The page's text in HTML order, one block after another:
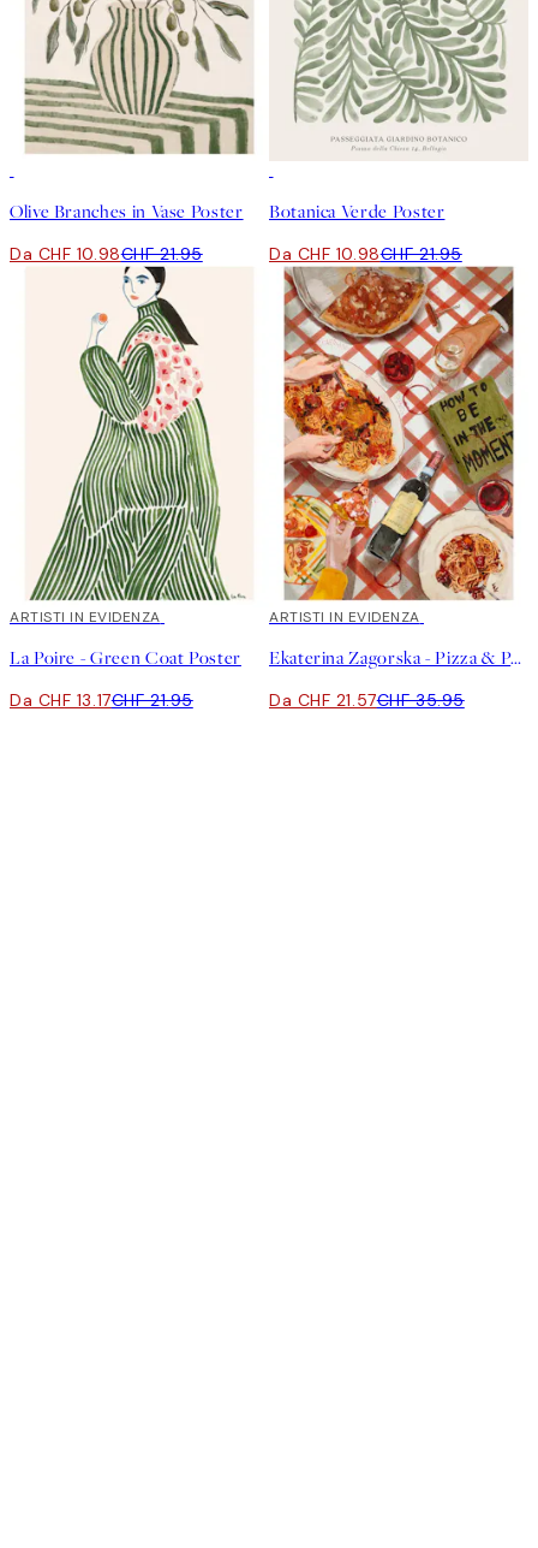
Olive Branches in Vase Poster
Da CHF 10.98CHF 21.95
Botanica Verde Poster
Da CHF 10.98CHF 21.95
40%*
ARTISTI IN EVIDENZA
La Poire - Green Coat Poster
Da CHF 13.17CHF 21.95
40%*
ARTISTI IN EVIDENZA
Ekaterina Zagorska - Pizza & Pasta Party Poster
Da CHF 21.57CHF 35.95